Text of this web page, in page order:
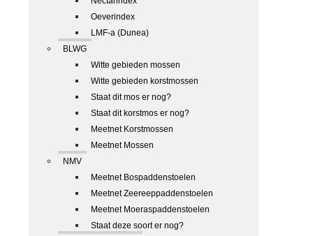
Oeverindex
LMF-a (Dunea)
BLWG
Witte gebieden mossen
Witte gebieden korstmossen
Staat dit mos er nog?
Staat dit korstmos er nog?
Meetnet Korstmossen
Meetnet Mossen
NMV
Meetnet Bospaddenstoelen
Meetnet Zeereeppaddenstoelen
Meetnet Moeraspaddenstoelen
Staat deze soort er nog?